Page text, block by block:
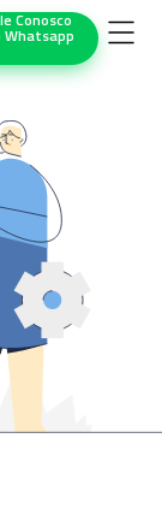
Conosco
Whatsapp